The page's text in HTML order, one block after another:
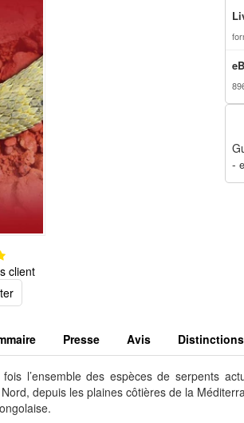
client
-
Presse Avis Distinctions
l’ensemble des espèces de serpents
depuis les plaines côtières de la